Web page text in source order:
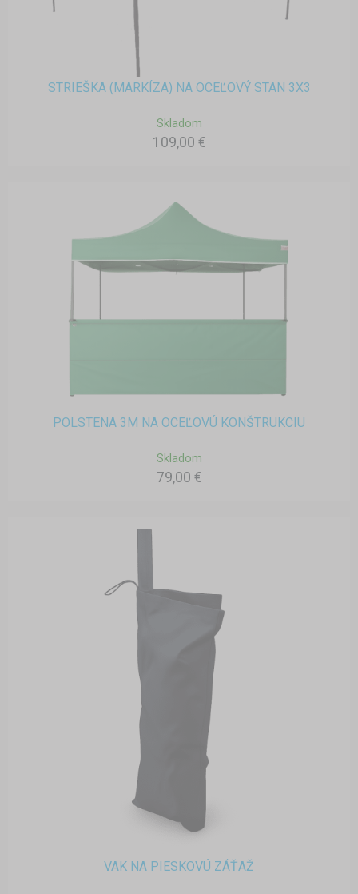
STRIEŠKA (MARKÍZA) NA OCEĽOVÝ STAN 3X3
Skladom
109,00 €
POLSTENA 3M NA OCEĽOVÚ KONŠTRUKCIU
Skladom
79,00 €
VAK NA PIESKOVÚ ZÁŤAŽ